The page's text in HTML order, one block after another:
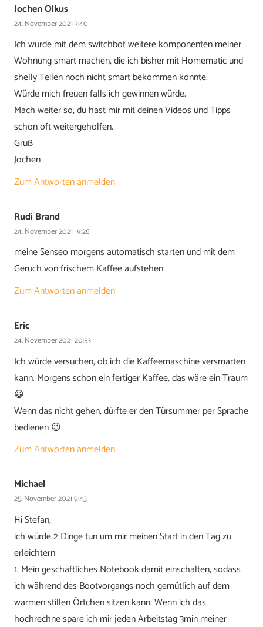
Jochen Olkus
24. November 2021 7:40
Ich würde mit dem switchbot weitere komponenten meiner
Wohnung smart machen, die ich bisher mit Homematic und
shelly Teilen noch nicht smart bekommen konnte.
Würde mich freuen falls ich gewinnen würde.
Mach weiter so, du hast mir mit deinen Videos und Tipps
schon oft weitergeholfen.
Gruß
Jochen
Zum Antworten anmelden
Rudi Brand
24. November 2021 19:26
meine Senseo morgens automatisch starten und mit dem
Geruch von frischem Kaffee aufstehen
Zum Antworten anmelden
Eric
24. November 2021 20:53
Ich würde versuchen, ob ich die Kaffeemaschine versmarten
kann. Morgens schon ein fertiger Kaffee, das wäre ein Traum
😀
Wenn das nicht gehen, dürfte er den Türsummer per Sprache
bedienen 😉
Zum Antworten anmelden
Michael
25. November 2021 9:43
Hi Stefan,
ich würde 2 Dinge tun um mir meinen Start in den Tag zu
erleichtern:
1. Mein geschäftliches Notebook damit einschalten, sodass
ich während des Bootvorgangs noch gemütlich auf dem
warmen stillen Örtchen sitzen kann. Wenn ich das
hochrechne spare ich mir jeden Arbeitstag 3min meiner